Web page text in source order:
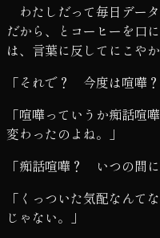
わたしだって毎日デー
だから、とコーヒーを口
は、言葉に反してにこや
「それで？ 今度は喧嘩？
「喧嘩っていうか痴話
変わったのよね。」
「痴話喧嘩？ いつの間
「くっついた気配なんて
じゃない。」